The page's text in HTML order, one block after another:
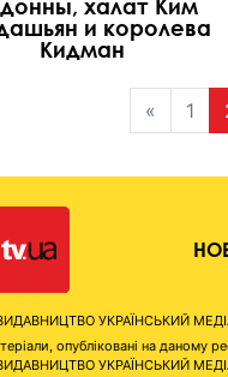
халат Ким
и королева
Кидман
« 1
УКРАЇНСЬКИЙ МЕДІА
опубліковані на
УКРАЇНСЬКИЙ МЕДІА